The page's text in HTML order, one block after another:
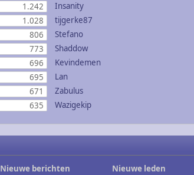
1.242
1.028
806
773
696
695
671
635
Insanity
tijgerke87
Stefano
Shaddow
Kevindemen
Lan
Zabulus
Wazigekip
Nieuwe berichten Nieuwe leden